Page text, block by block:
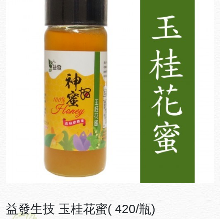
益發生技 玉桂花蜜( 420/瓶)